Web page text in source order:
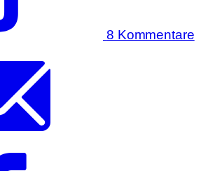
8 Kommentare